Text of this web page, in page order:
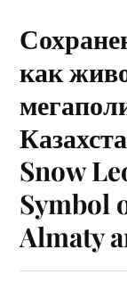
как
Snow
Symbol
Almaty